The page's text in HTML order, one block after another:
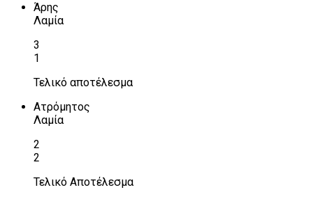
Άρης
Λαμία
3
1
Τελικό αποτέλεσμα
Ατρόμητος
Λαμία
2
2
Τελικό Αποτέλεσμα